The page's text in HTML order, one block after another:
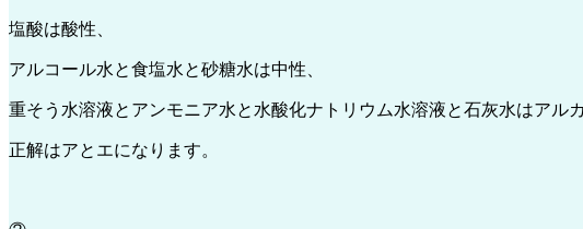
塩酸は酸性、
アルコール水と食塩水と砂糖水は中性、
重そう水溶液とアンモニア水と水酸化ナトリウム水溶液と石灰水はアル
正解はアとエになります。